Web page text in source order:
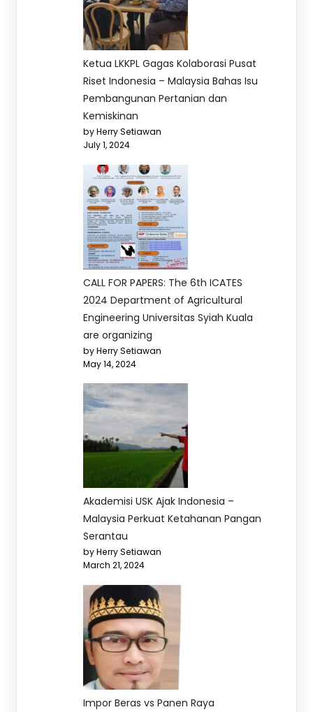
Ketua LKKPL Gagas Kolaborasi Pusat
Riset Indonesia – Malaysia Bahas Isu
Pembangunan Pertanian dan
Kemiskinan
by Herry Setiawan
July 1, 2024
CALL FOR PAPERS: The 6th ICATES
2024 Department of Agricultural
Engineering Universitas Syiah Kuala
are organizing
by Herry Setiawan
May 14, 2024
Akademisi USK Ajak Indonesia –
Malaysia Perkuat Ketahanan Pangan
Serantau
by Herry Setiawan
March 21, 2024
Impor Beras vs Panen Raya